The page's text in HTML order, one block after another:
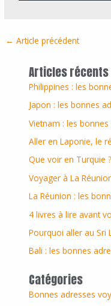
← Article précédent
Articles récents
Philippines : les
Japon : les bonnes
Vietnam : les
Aller en Laponie, le
Que voir en Turquie
Voyager à La
La Réunion : les
4 livres à lire avant
Pourquoi aller au Sri
Bali : les bonnes
Catégories
Bonnes adresses